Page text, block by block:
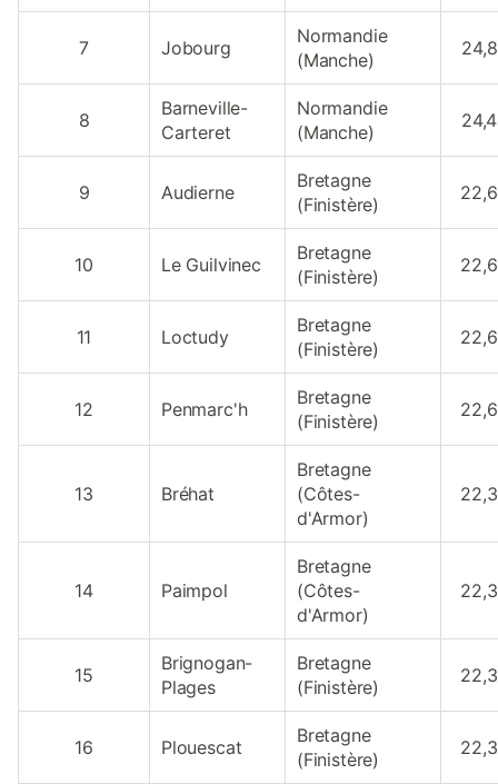
7 Jobourg
Normandie
(Manche)
8
Barneville-
Carteret
Normandie
(Manche)
9 Audierne
Bretagne
(Finistère)
10 Le Guilvinec
Bretagne
(Finistère)
11 Loctudy
Bretagne
(Finistère)
12 Penmarc'h
Bretagne
(Finistère)
13 Bréhat
Bretagne
(Côtes-
d'Armor)
14 Paimpol
Bretagne
(Côtes-
d'Armor)
15
Brignogan-
Plages
Bretagne
(Finistère)
16 Plouescat
Bretagne
(Finistère)